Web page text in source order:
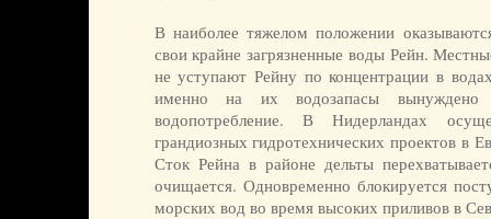
В наиболее тяжелом положении
свои крайне загрязненные воды Рейн.
не уступают Рейну по концентрации в
именно на их водозапасы вынуждено
водопотребление. В Нидерландах
грандиозных гидротехнических проектов в
Сток Рейна в районе дельты
очищается. Одновременно блокируется
морских вод во время высоких приливов в